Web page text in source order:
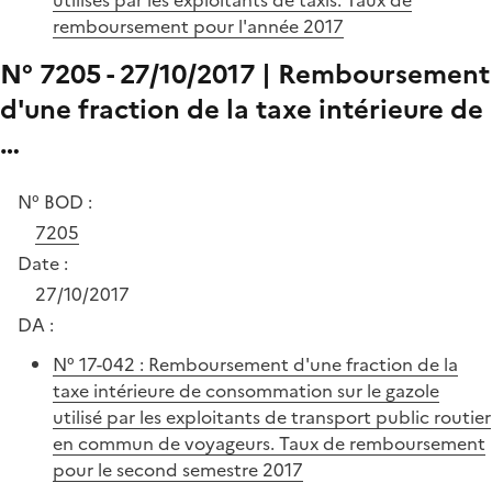
remboursement pour l'année 2017
N° 7205 - 27/10/2017 | Remboursement
d'une fraction de la taxe intérieure de
…
N° BOD :
7205
Date :
27/10/2017
DA :
N° 17-042 : Remboursement d'une fraction de la
taxe intérieure de consommation sur le gazole
utilisé par les exploitants de transport public routier
en commun de voyageurs. Taux de remboursement
pour le second semestre 2017